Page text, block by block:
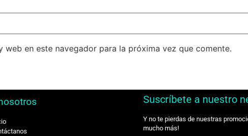
en este navegador para la próxima vez que comente.
Suscríbete a nuestro
Y no te pierdas de nuestras
mucho más!